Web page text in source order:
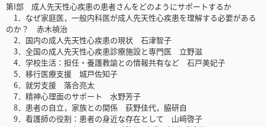
第I部 成人先天性心疾患の患者さんをどのようにサポートするか
1．なぜ家庭医，一般内科医が成人先天性心疾患を理解する必要がある
のか？ 赤木禎治
2．国内の成人先天性心疾患の現状 石津智子
3．全国の成人先天性心疾患診療施設と専門医 立野滋
4．学校生活：担任・養護教諭との情報共有など 石戸美妃子
5．移行医療支援 城戸佐知子
6．就労支援 落合亮太
7．精神心理面のサポート 水野芳子
8．患者の自立，家族との関係 荻野佳代，脇研自
9．看護師の役割：患者の身近な存在として 山﨑啓子